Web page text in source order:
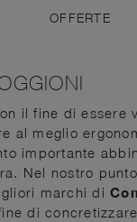
OFFERTE
il fine di essere
al meglio
importante
Nel nostro
marchi di
di